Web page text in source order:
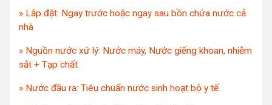
» Lắp đặt: Ngay trước hoặc ngay sau bồn chứa nước cả
nhà
» Nguồn nước xứ lý: Nước máy, Nước giếng khoan, nhiễm
sắt + Tạp chất.
» Nước đầu ra: Tiêu chuẩn nước sinh hoạt bộ y tế.